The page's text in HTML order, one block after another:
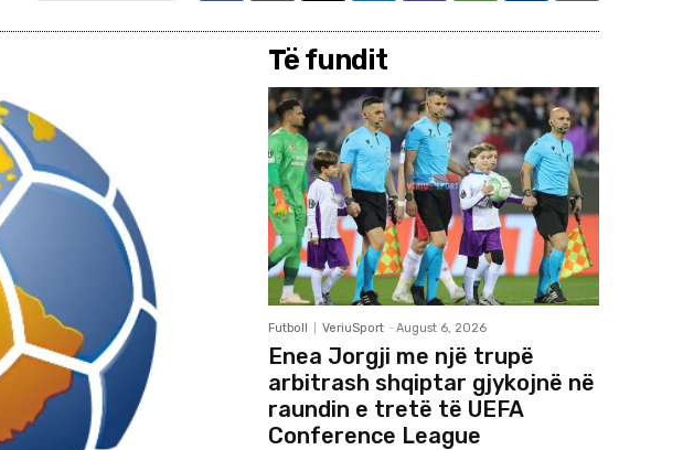
Të fundit
Futboll VeriuSport - August 6, 2026
Enea Jorgji me një trupë
arbitrash shqiptar gjykojnë në
raundin e tretë të UEFA
Conference League